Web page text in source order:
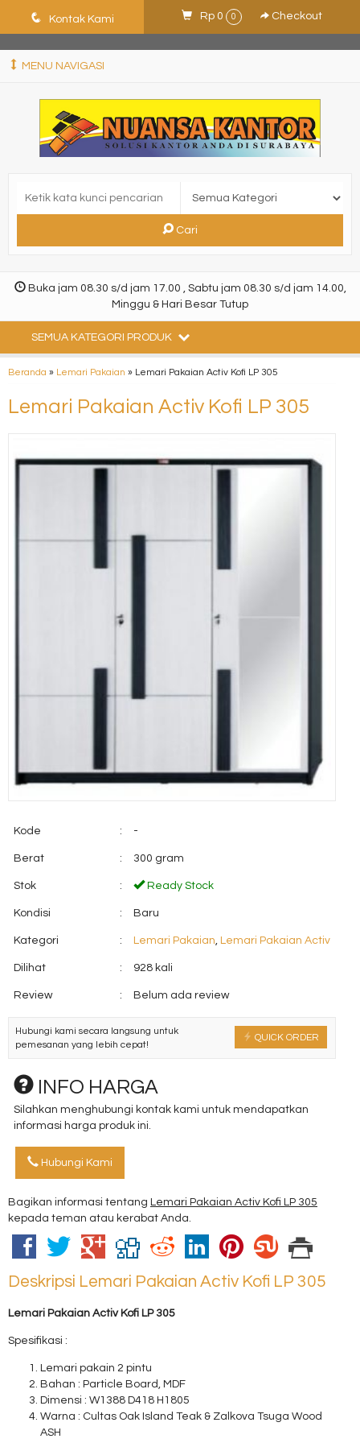
ShHJDjQkcPDuLJpz5vo9xB9ewDNF0CFUN1SBEXTVeWo
q Kontak Kami Rp 0 0 Checkout
MENU NAVIGASI
Cari
Buka jam 08.30 s/d jam 17.00 , Sabtu jam 08.30 s/d jam 14.00,
Minggu & Hari Besar Tutup
SEMUA KATEGORI PRODUK
Beranda » Lemari Pakaian » Lemari Pakaian Activ Kofi LP 305
Lemari Pakaian Activ Kofi LP 305
Kode : -
Berat : 300 gram
Stok : Ready Stock
Kondisi : Baru
Kategori : Lemari Pakaian, Lemari Pakaian Activ
Dilihat : 928 kali
Review : Belum ada review
QUICK ORDER
Hubungi kami secara langsung untuk
pemesanan yang lebih cepat!
INFO HARGA
Silahkan menghubungi kontak kami untuk mendapatkan
informasi harga produk ini.
Hubungi Kami
Bagikan informasi tentang Lemari Pakaian Activ Kofi LP 305
kepada teman atau kerabat Anda.
Deskripsi Lemari Pakaian Activ Kofi LP 305
Lemari Pakaian Activ Kofi LP 305
Spesifikasi :
Lemari pakain 2 pintu
Bahan : Particle Board, MDF
Dimensi : W1388 D418 H1805
Warna : Cultas Oak Island Teak & Zalkova Tsuga Wood
ASH